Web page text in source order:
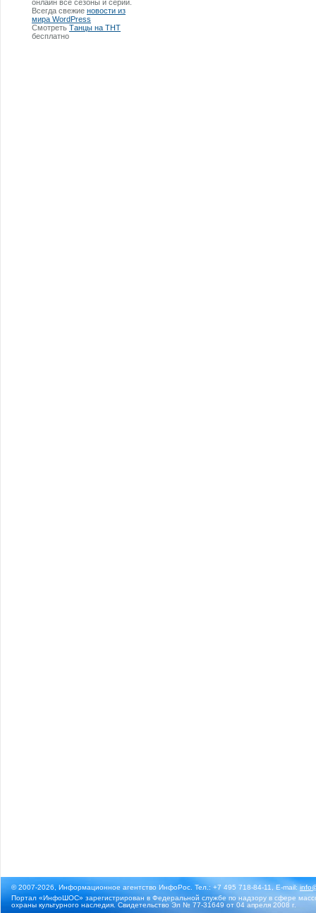
онлайн все сезоны и серии.
Всегда свежие новости из
мира WordPress
Смотреть Танцы на ТНТ
бесплатно
© 2007-2026, Информационное агентство ИнфоРос. Тел.: +7 495 718-84-11, E-mail:
Портал «ИнфоШОС» зарегистрирован в Федеральной службе по надзору в сфере
охраны культурного наследия. Свидетельство Эл № 77-31649 от 04 апреля 2008 г.